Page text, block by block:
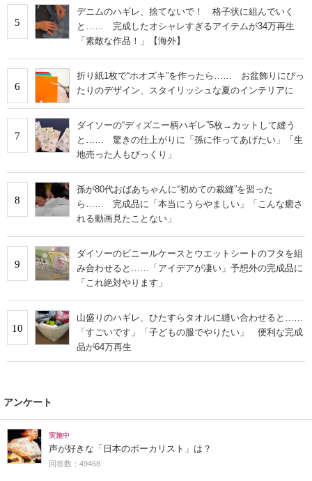
5
デニムのハギレ、捨てないで！ 格子状に組んでいく
と…… 完成したオシャレすぎるアイテムが34万再生
「素敵な作品！」【海外】
6
折り紙1枚で“ホオズキ”を作ったら…… お盆飾りにぴっ
たりのデザイン、スタイリッシュな夏のインテリアに
7
ダイソーの“ディズニー柄ハギレ”5枚→カットして縫う
と…… 驚きの仕上がりに「孫に作ってあげたい」「生
地売った人もびっくり」
8
孫が80代おばあちゃんに“初めての裁縫”を習った
ら…… 完成品に「本当にうらやましい」「こんな癒さ
れる動画見たことない」
9
ダイソーのビニールケースとウエットシートのフタを組
み合わせると……「アイデアが凄い」予想外の完成品に
「これ絶対やります」
10
山盛りのハギレ、ひたすらタオルに縫い合わせると……
「すごいです」「子どもの服でやりたい」 便利な完成
品が64万再生
アンケート
実施中
声が好きな「日本のボーカリスト」は？
回答数：49468